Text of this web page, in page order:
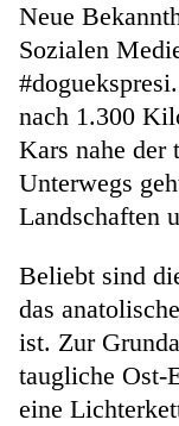
Neue
Sozialen
nach 1.300
Kars nahe der
Unterwegs
Landschaften
Beliebt sind
das
ist. Zur
taug­liche Ost-
eine